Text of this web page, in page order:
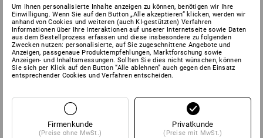
Innerhalb des Systems lässt sich jede Box mit jeder
individuellen Bedürfnissen sind dabei so gut wie keine
Um Ihnen personalisierte Inhalte anzeigen zu können, benötigen wir Ihre
Einwilligung. Wenn Sie auf den Button „Alle akzeptieren“ klicken, werden wir
anhand von Cookies und weiteren (auch KI-gestützten) Verfahren
Informationen über Ihre Interaktionen auf unserer Internetseite sowie Daten
aus dem Bestellprozess erfassen und diese insbesondere zu folgenden
Zwecken nutzen: personalisierte, auf Sie zugeschnittene Angebote und
Anzeigen, passgenaue Produktempfehlungen, Marktforschung sowie
Anzeigen- und Inhaltsmessungen. Sollten Sie dies nicht wünschen, können
Sie sich per Klick auf den Button “Alle ablehnen” auch gegen den Einsatz
entsprechender Cookies und Verfahren entscheiden.
Firmenkunde
(Preise ohne MwSt.)
Privatkunde
(Preise mit MwSt.)